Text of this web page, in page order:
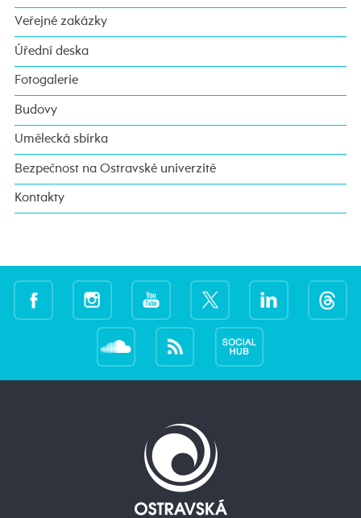
Veřejné zakázky
Úřední deska
Fotogalerie
Budovy
Umělecká sbírka
Bezpečnost na Ostravské univerzitě
Kontakty